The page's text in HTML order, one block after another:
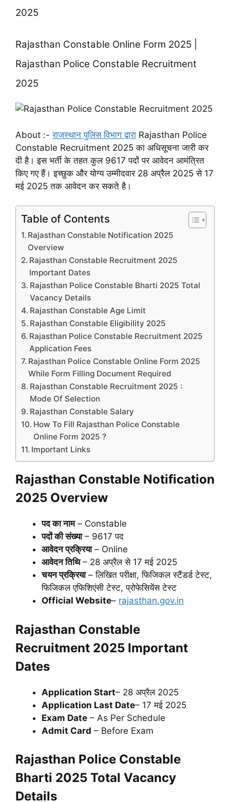
2025
Rajasthan Constable Online Form 2025 |
Rajasthan Police Constable Recruitment
2025
About :-राजस्थान पुलिस विभाग द्वारा Rajasthan Police
Constable Recruitment 2025 का अधिसूचना जारी कर
दी है। इस भर्ती के तहत कुल 9617 पदों पर आवेदन आमंत्रित
किए गए हैं। इच्छुक और योग्य उम्मीदवार 28 अप्रैल 2025 से 17
मई 2025 तक आवेदन कर सकते है।
Table of Contents
Rajasthan Constable Notification 2025
Overview
Rajasthan Constable Recruitment 2025
Important Dates
Rajasthan Police Constable Bharti 2025 Total
Vacancy Details
Rajasthan Constable Age Limit
Rajasthan Constable Eligibility 2025
Rajasthan Police Constable Recruitment 2025
Application Fees
Rajasthan Police Constable Online Form 2025
While Form Filling Document Required
Rajasthan Constable Recruitment 2025 :
Mode Of Selection
Rajasthan Constable Salary
How To Fill Rajasthan Police Constable
Online Form 2025 ?
Important Links
Rajasthan Constable Notification
2025 Overview
पद का नाम– Constable
पदों की संख्या– 9617 पद
आवेदन प्रक्रिया– Online
आवेदन तिथि– 28 अप्रैल से 17 मई 2025
चयन प्रक्रिया– लिखित परीक्षा, फिजिकल स्टैंडर्ड टेस्ट,
फिजिकल एफिशिएंसी टेस्ट, प्रोफेसियेंस टेस्ट
Official Website– rajasthan.gov.in
Rajasthan Constable
Recruitment 2025 Important
Dates
Application Start– 28 अप्रैल 2025
Application Last Date– 17 मई 2025
Exam Date – As Per Schedule
Admit Card – Before Exam
Rajasthan Police Constable
Bharti 2025 Total Vacancy
Details